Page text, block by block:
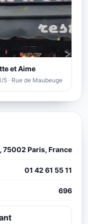
et Aime
5 · Rue de Maubeuge
75002 Paris, France
01 42 61 55 11
696